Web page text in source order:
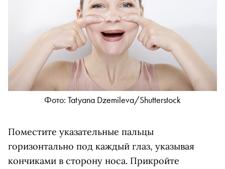
Фото: Tatyana Dzemileva/Shutterstock
Поместите указательные пальцы
горизонтально под каждый глаз, указывая
кончиками в сторону носа. Прикройте